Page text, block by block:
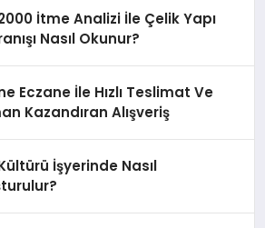
İtme Analizi İle Çelik Yapı
Nasıl Okunur?
Eczane İle Hızlı Teslimat Ve
Kazandıran Alışveriş
İşyerinde Nasıl